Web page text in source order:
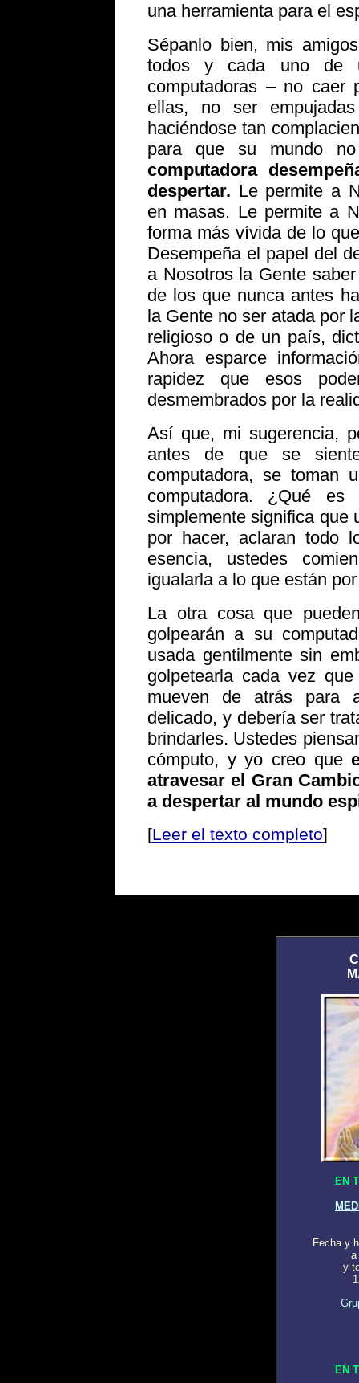
una herramienta para el
Sépanlo bien, mis
todos y cada uno de
computadoras – no caer
ellas, no ser
haciéndose tan
para que su mundo
computadora
despertar. Le permite a
en masas. Le permite a
forma más vívida de lo
Desempeña el papel del
a Nosotros la Gente
de los que nunca antes
la Gente no ser atada por
religioso o de un país,
Ahora esparce
rapidez que esos
desmembrados por la
Así que, mi sugerencia,
antes de que se
computadora, se toman
computadora. ¿Qué
simplemente significa que
por hacer, aclaran todo
esencia, ustedes
igualarla a lo que están
La otra cosa que
golpearán a su
usada gentilmente sin
golpetearla cada vez
mueven de atrás para
delicado, y debería ser
brindarles. Ustedes
cómputo, y yo creo que
atravesar el Gran
a despertar al mundo
[Leer el texto completo]
EN
Fecha y
a
y
EN